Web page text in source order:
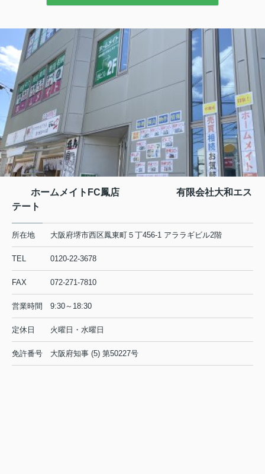
のメリットといえば、やはり開放感があることでしょう。 周辺の
線も気にせずに済みます。 さらに日当たりも良く、風通しも良い
です。 低層階に比較すると空き巣被害の件数も少なく、防犯性
も...
ホームメイトFC鳳店 有限会社大和エス
テート
所在地 大阪府堺市西区鳳東町５丁456-1 アララギビル2階
TEL 0120-22-3678
FAX 072-271-7810
営業時間 9:30～18:30
定休日 火曜日・水曜日
免許番号 大阪府知事 (5) 第50227号